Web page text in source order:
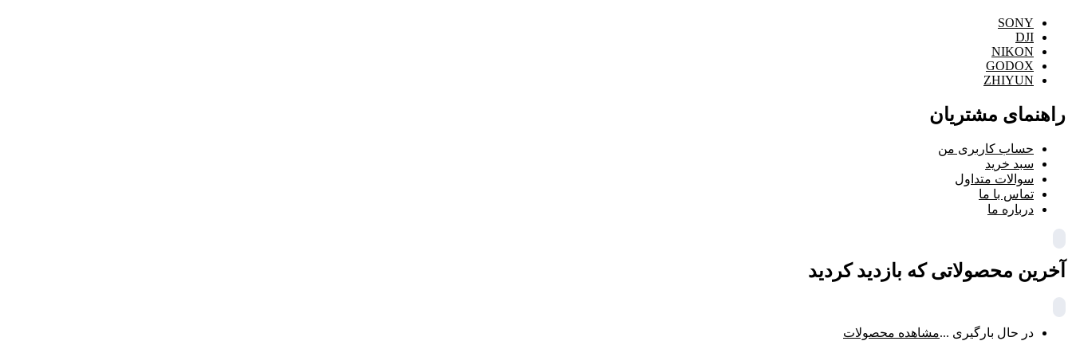
SONY
DJI
NIKON
GODOX
ZHIYUN
راهنمای مشتریان
حساب کاربری من
سبد خرید
سوالات متداول
تماس با ما
درباره ما
آخرین محصولاتی که بازدید کردید
در حال بارگیری ...مشاهده محصولات